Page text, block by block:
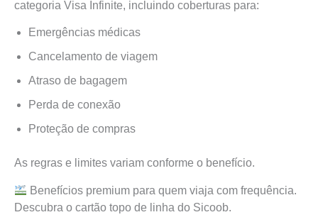
categoria Visa Infinite, incluindo coberturas para:
Emergências médicas
Cancelamento de viagem
Atraso de bagagem
Perda de conexão
Proteção de compras
As regras e limites variam conforme o benefício.
Benefícios premium para quem viaja com frequência.
Descubra o cartão topo de linha do Sicoob.